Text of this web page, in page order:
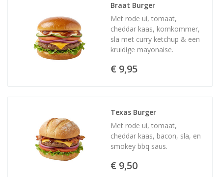
Braat Burger
Met rode ui, tomaat,
cheddar kaas, komkommer,
sla met curry ketchup & een
kruidige mayonaise.
€ 9,95
Texas Burger
Met rode ui, tomaat,
cheddar kaas, bacon, sla, en
smokey bbq saus.
€ 9,50